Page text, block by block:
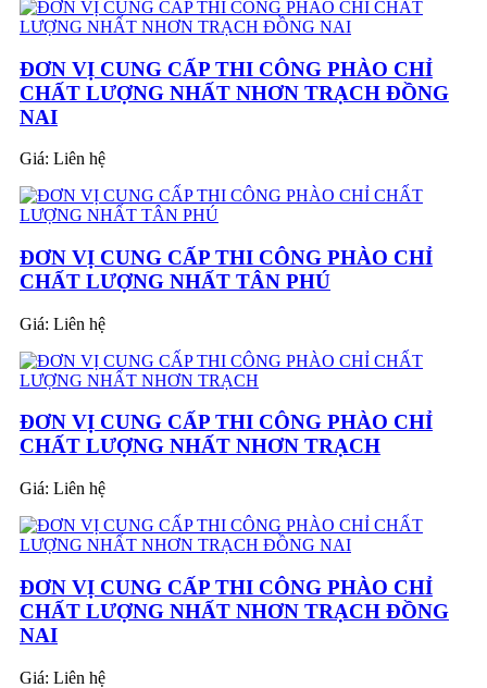
ĐƠN VỊ CUNG CẤP THI CÔNG PHÀO CHỈ
CHẤT LƯỢNG NHẤT NHƠN TRẠCH ĐỒNG
NAI
Giá: Liên hệ
ĐƠN VỊ CUNG CẤP THI CÔNG PHÀO CHỈ
CHẤT LƯỢNG NHẤT TÂN PHÚ
Giá: Liên hệ
ĐƠN VỊ CUNG CẤP THI CÔNG PHÀO CHỈ
CHẤT LƯỢNG NHẤT NHƠN TRẠCH
Giá: Liên hệ
ĐƠN VỊ CUNG CẤP THI CÔNG PHÀO CHỈ
CHẤT LƯỢNG NHẤT NHƠN TRẠCH ĐỒNG
NAI
Giá: Liên hệ